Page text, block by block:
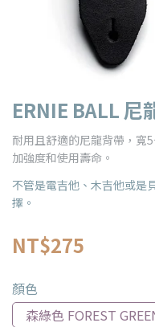
ERNIE BALL 尼
耐用且舒適的尼龍背帶，寬
加強度和使用壽命。
不管是電吉他、木吉他或是
擇。
NT$275
顏色
森綠色 FOREST